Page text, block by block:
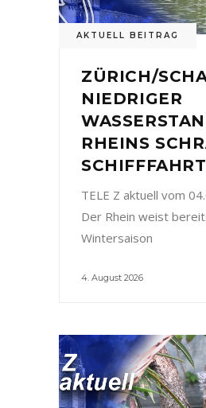
AKTUELL BEITRAG
ZÜRICH/
NIEDRIGER
RHEINS
TELE Z aktuell vom
Der Rhein weist
Wintersaison
4. August 2026